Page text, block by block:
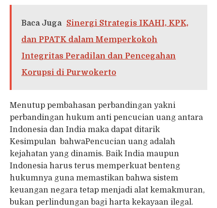
Baca Juga
Sinergi Strategis IKAHI, KPK,
dan PPATK dalam Memperkokoh
Integritas Peradilan dan Pencegahan
Korupsi di Purwokerto
Menutup pembahasan perbandingan yakni
perbandingan hukum anti pencucian uang antara
Indonesia dan India maka dapat ditarik
Kesimpulan bahwaPencucian uang adalah
kejahatan yang dinamis. Baik India maupun
Indonesia harus terus memperkuat benteng
hukumnya guna memastikan bahwa sistem
keuangan negara tetap menjadi alat kemakmuran,
bukan perlindungan bagi harta kekayaan ilegal.